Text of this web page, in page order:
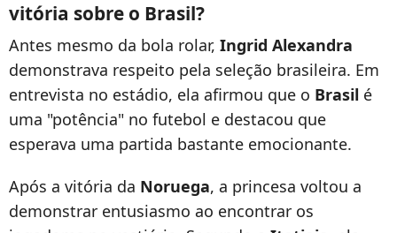
vitória sobre o Brasil?
Antes mesmo da bola rolar, Ingrid Alexandra
demonstrava respeito pela seleção brasileira. Em
entrevista no estádio, ela afirmou que o Brasil é
uma "potência" no futebol e destacou que
esperava uma partida bastante emocionante.
Após a vitória da Noruega, a princesa voltou a
demonstrar entusiasmo ao encontrar os